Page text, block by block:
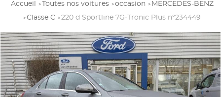
Accueil Toutes nos voitures occasion
MERCEDES-BENZ
Classe C
220 d Sportline 7G-Tronic Plus n°234449